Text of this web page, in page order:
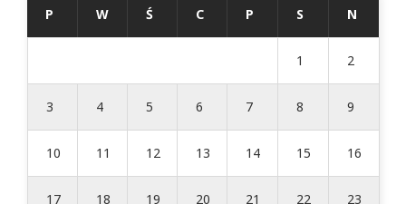
P W Ś C P S N
1 2
3 4 5 6 7 8 9
10 11 12 13 14 15 16
17 18 19 20 21 22 23